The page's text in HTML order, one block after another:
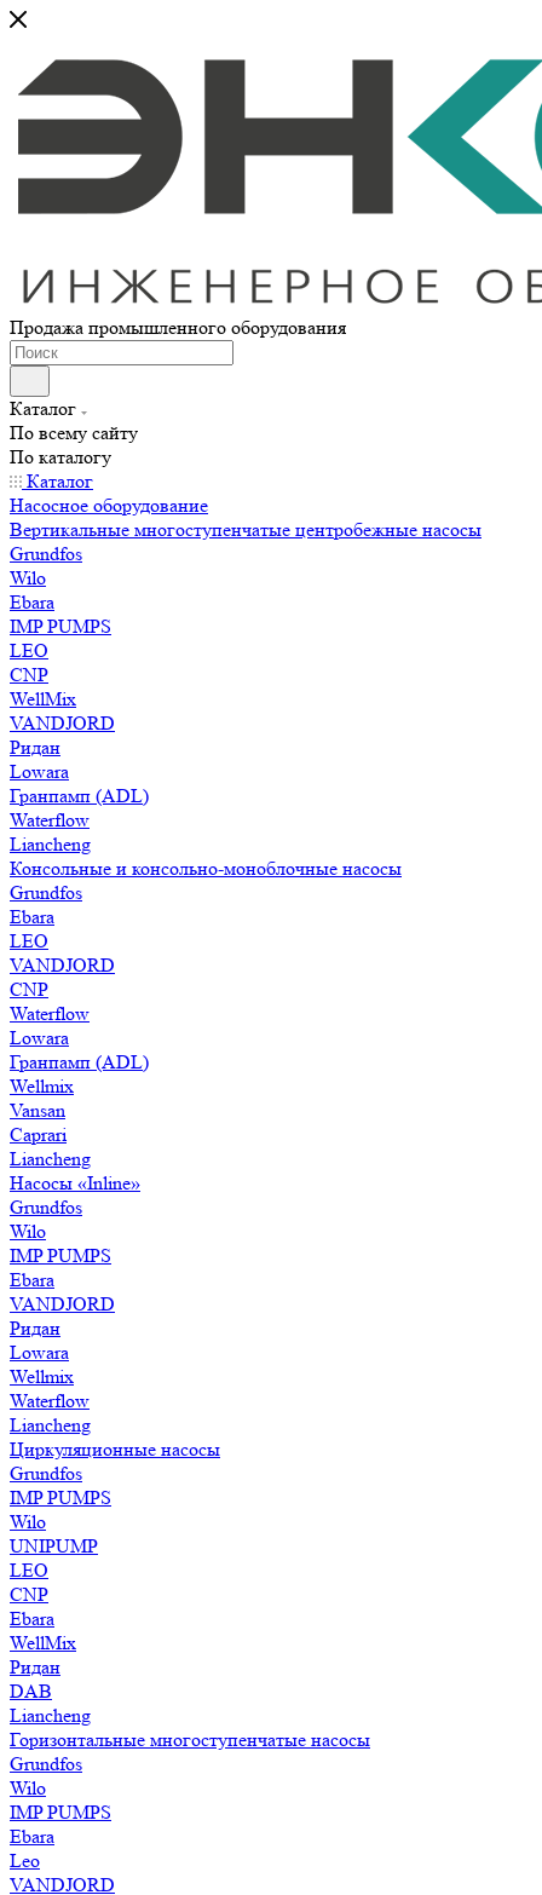
Продажа промышленного оборудования
Каталог
По всему сайту
По каталогу
Каталог
Насосное оборудование
Вертикальные многоступенчатые центробежные насосы
Grundfos
Wilo
Ebara
IMP PUMPS
LEO
CNP
WellMix
VANDJORD
Ридан
Lowara
Гранпамп (ADL)
Waterflow
Liancheng
Консольные и консольно-моноблочные насосы
Grundfos
Ebara
LEO
VANDJORD
CNP
Waterflow
Lowara
Гранпамп (ADL)
Wellmix
Vansan
Caprari
Liancheng
Насосы «Inline»
Grundfos
Wilo
IMP PUMPS
Ebara
VANDJORD
Ридан
Lowara
Wellmix
Waterflow
Liancheng
Циркуляционные насосы
Grundfos
IMP PUMPS
Wilo
UNIPUMP
LEO
CNP
Ebara
WellMix
Ридан
DAB
Liancheng
Горизонтальные многоступенчатые насосы
Grundfos
Wilo
IMP PUMPS
Ebara
Leo
VANDJORD